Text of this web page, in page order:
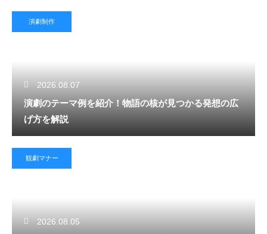
演劇制作
2026.08.07
演劇のテーマ例を紹介！物語の核が見つかる発想の広
げ方を解説
観劇マナー
2026.08.05